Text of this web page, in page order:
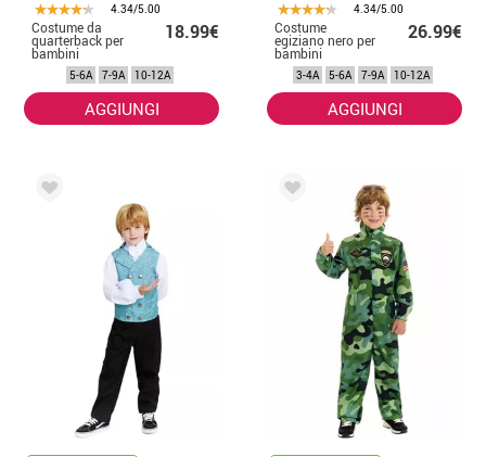
4.34/5.00
Costume da
quarterback per
bambini
18.99€
5-6A 7-9A 10-12A
AGGIUNGI
4.34/5.00
Costume
egiziano nero per
bambini
26.99€
3-4A 5-6A 7-9A 10-12A
AGGIUNGI